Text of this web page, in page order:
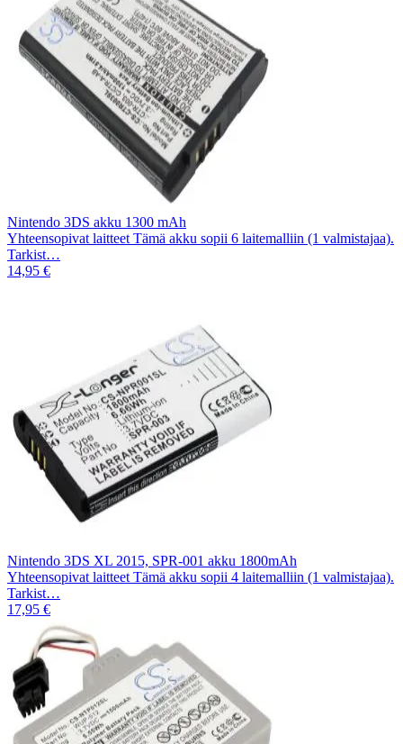
Nintendo 3DS akku 1300 mAh
Yhteensopivat laitteet Tämä akku sopii 6 laitemalliin (1 valmistajaa).
Tarkist…
14,95 €
Nintendo 3DS XL 2015, SPR-001 akku 1800mAh
Yhteensopivat laitteet Tämä akku sopii 4 laitemalliin (1 valmistajaa).
Tarkist…
17,95 €